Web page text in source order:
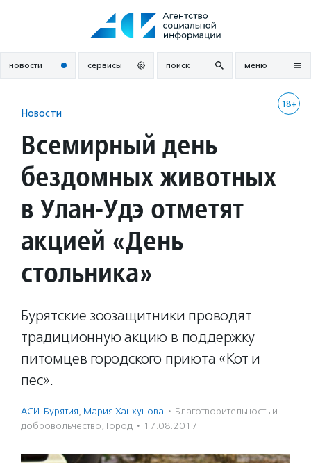
новости сервисы поиск меню
18+
Новости
Всемирный день
бездомных животных
в Улан-Удэ отметят
акцией «День
стольника»
Бурятские зоозащитники проводят
традиционную акцию в поддержку
питомцев городского приюта «Кот и
пес».
АСИ-Бурятия, Мария Ханхунова · Благотвори­тель­ность и
доброволь­чест­во, Город · 17.08.2017